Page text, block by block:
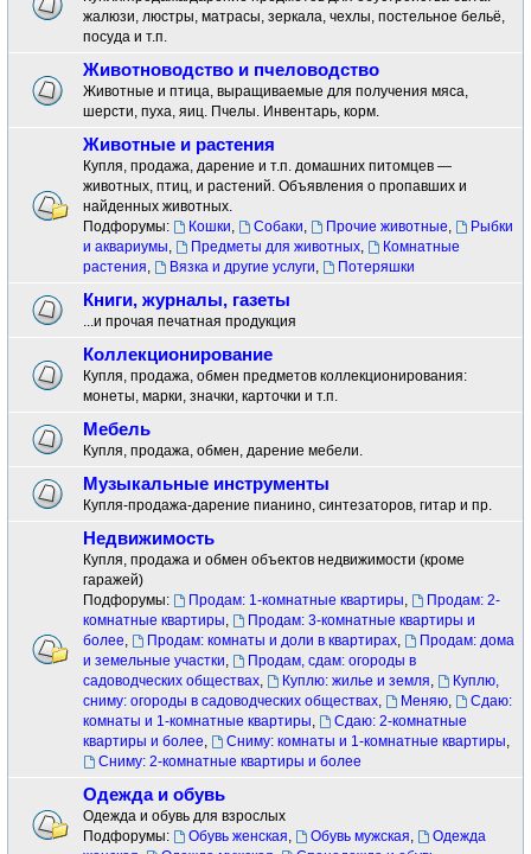
жалюзи, люстры, матрасы, зеркала, чехлы, постельное бельё,
посуда и т.п.
Животноводство и пчеловодство
Животные и птица, выращиваемые для получения мяса,
шерсти, пуха, яиц. Пчелы. Инвентарь, корм.
Животные и растения
Купля, продажа, дарение и т.п. домашних питомцев —
животных, птиц, и растений. Объявления о пропавших и
найденных животных.
Подфорумы:
Кошки, Собаки, Прочие животные,
Рыбки
и аквариумы, Предметы для животных,
Комнатные
растения, Вязка и другие услуги, Потеряшки
Книги, журналы, газеты
...и прочая печатная продукция
Коллекционирование
Купля, продажа, обмен предметов коллекционирования:
монеты, марки, значки, карточки и т.п.
Мебель
Купля, продажа, обмен, дарение мебели.
Музыкальные инструменты
Купля-продажа-дарение пианино, синтезаторов, гитар и пр.
Недвижимость
Купля, продажа и обмен объектов недвижимости (кроме
гаражей)
Подфорумы:
Продам: 1-комнатные квартиры,
Продам: 2-
комнатные квартиры,
Продам: 3-комнатные квартиры и
более, Продам: комнаты и доли в квартирах,
Продам: дома
и земельные участки,
Продам, сдам: огороды в
садоводческих обществах, Куплю: жилье и земля,
Куплю,
сниму: огороды в садоводческих обществах, Меняю,
Сдаю:
комнаты и 1-комнатные квартиры,
Сдаю: 2-комнатные
квартиры и более, Сниму: комнаты и 1-комнатные квартиры,
Сниму: 2-комнатные квартиры и более
Одежда и обувь
Одежда и обувь для взрослых
Подфорумы:
Обувь женская, Обувь мужская,
Одежда